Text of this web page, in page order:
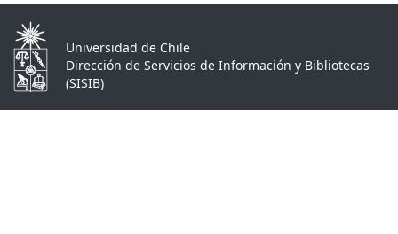
Universidad de Chile
Dirección de Servicios de Información y Bibliotecas
(SISIB)